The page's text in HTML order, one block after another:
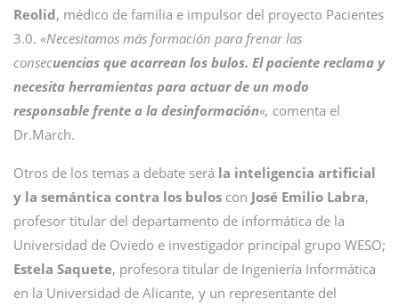
Reolid, médico de familia e impulsor del proyecto Pacientes
3.0. «Necesitamos más formación para frenar las
consecuencias que acarrean los bulos. El paciente reclama y
necesita herramientas para actuar de un modo
responsable frente a la desinformación«, comenta el
Dr.March.
Otros de los temas a debate será la inteligencia artificial
y la semántica contra los bulos con José Emilio Labra,
profesor titular del departamento de informática de la
Universidad de Oviedo e investigador principal grupo WESO;
Estela Saquete, profesora titular de Ingeniería Informática
en la Universidad de Alicante, y un representante del